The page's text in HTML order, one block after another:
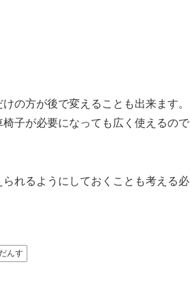
の方が後で変えることも出来ます。
子が必要になっても広く使えるので
れるようにしておくことも考える必
んす